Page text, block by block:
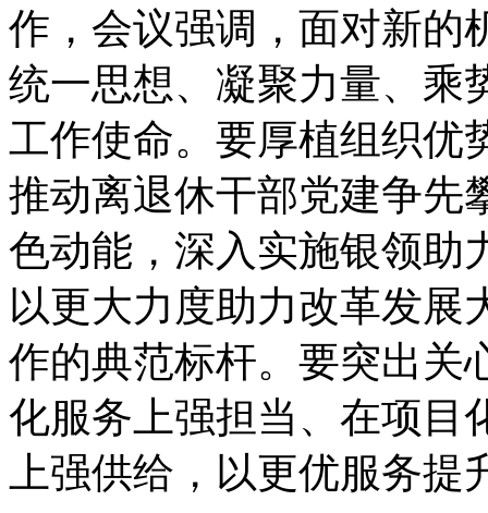
作，会议强调，面对新的
统一思想、凝聚力量、乘
工作使命。要厚植组织优
推动离退休干部党建争先
色动能，深入实施银领助
以更大力度助力改革发展
作的典范标杆。要突出关
化服务上强担当、在项目
上强供给，以更优服务